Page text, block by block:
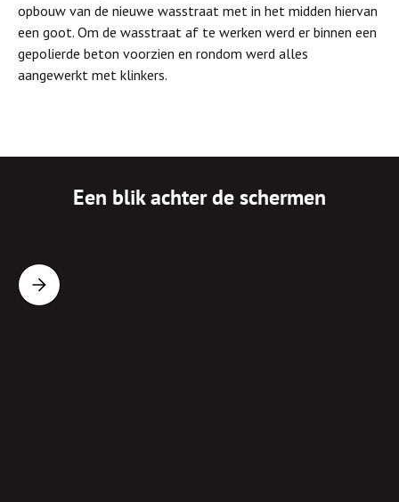
opbouw van de nieuwe wasstraat met in het midden hiervan
een goot. Om de wasstraat af te werken werd er binnen een
gepolierde beton voorzien en rondom werd alles
aangewerkt met klinkers.
Een blik achter de schermen